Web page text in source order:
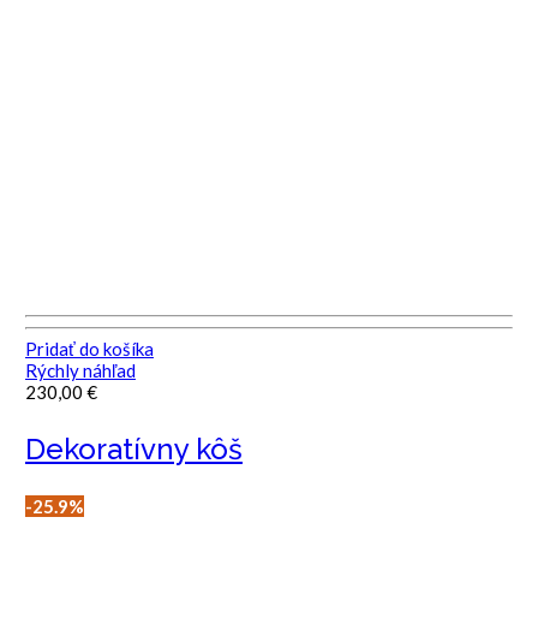
Pridať do košíka
Rýchly náhľad
230,00 €
Dekoratívny kôš
25.9%